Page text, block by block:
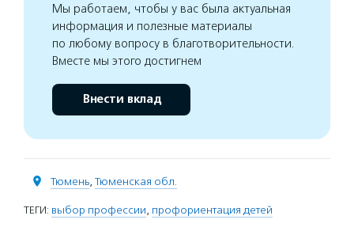
Мы работаем, чтобы у вас была актуальная
информация и полезные материалы
по любому вопросу в благотворительности.
Вместе мы этого достигнем
Внести вклад
Тюмень, Тюменская обл.
ТЕГИ: выбор профессии, профориентация детей